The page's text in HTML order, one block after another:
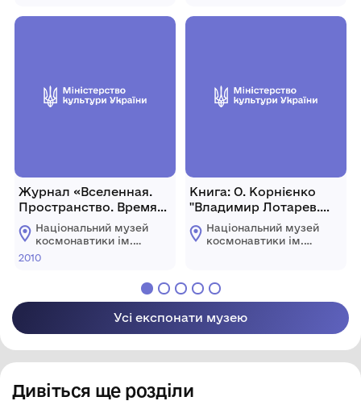
обласної ради
Журнал «Вселенная.
Пространство. Время»
№11, 2010 р., Україна, К.
Національний музей
космонавтики ім.
С.П. Корольова
2010
обласної ради
Книга: О. Корнієнко
"Владимир Лотарев.
Жизнь, отданная
авиации" (рос. мовою).
Національний музей
космонавтики ім.
Усі експонати музею
Дивіться ще розділи